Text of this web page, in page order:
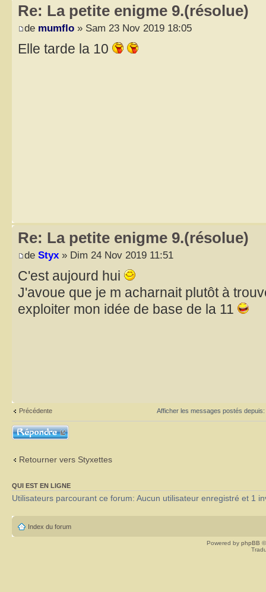
Re: La petite enigme 9.(résolue)
de mumflo » Sam 23 Nov 2019 18:05
Elle tarde la 10
Re: La petite enigme 9.(résolue)
de Styx » Dim 24 Nov 2019 11:51
C'est aujourd hui
J'avoue que je m acharnait plutôt à
exploiter mon idée de base de la 11
Précédente Afficher les messages postés depuis:
Répondre
Retourner vers Styxettes
QUI EST EN LIGNE
Utilisateurs parcourant ce forum: Aucun utilisateur enregistré et 1
Index du forum
Powered by phpBB